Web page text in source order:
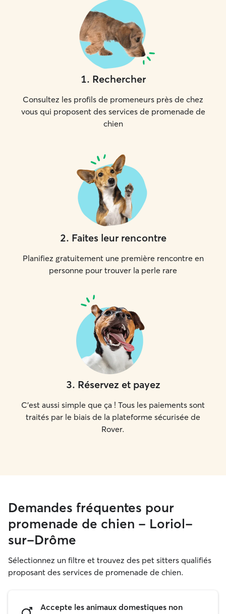
1. Rechercher
Consultez les profils de promeneurs près de chez
vous qui proposent des services de promenade de
chien
2. Faites leur rencontre
Planifiez gratuitement une première rencontre en
personne pour trouver la perle rare
3. Réservez et payez
C'est aussi simple que ça ! Tous les paiements sont
traités par le biais de la plateforme sécurisée de
Rover.
Demandes fréquentes pour
promenade de chien - Loriol-
sur-Drôme
Sélectionnez un filtre et trouvez des pet sitters qualifiés
proposant des services de promenade de chien.
Accepte les animaux domestiques non